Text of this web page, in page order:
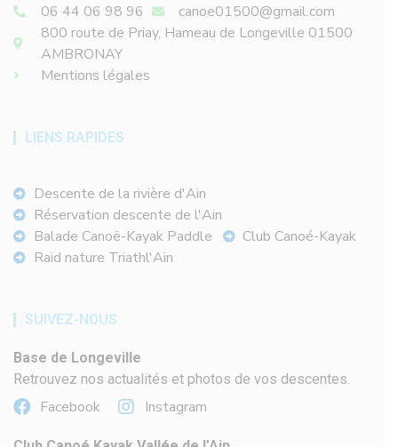
06 44 06 98 96
canoe01500@gmail.com
800 route de Priay, Hameau de Longeville 01500
AMBRONAY
Mentions légales
LIENS RAPIDES
Descente de la rivière d'Ain
Réservation descente de l'Ain
Balade Canoë-Kayak Paddle
Club Canoé-Kayak
Raid nature Triathl'Ain
SUIVEZ-NOUS
Base de Longeville
Retrouvez nos actualités et photos de vos descentes.
Facebook Instagram